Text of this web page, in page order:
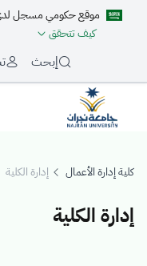
موقع حكومي مسجل لدى
كيف تتحقق
إبحث
كلية إدارة الأعمال إدارة الكلية
إدارة الكلية